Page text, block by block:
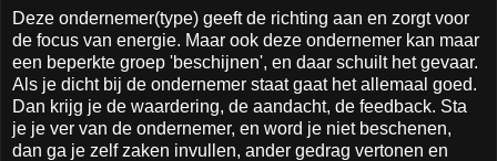
Deze ondernemer(type) geeft de richting aan en zorgt voor
de focus van energie. Maar ook deze ondernemer kan maar
een beperkte groep 'beschijnen', en daar schuilt het gevaar.
Als je dicht bij de ondernemer staat gaat het allemaal goed.
Dan krijg je de waardering, de aandacht, de feedback. Sta
je je ver van de ondernemer, en word je niet beschenen,
dan ga je zelf zaken invullen, ander gedrag vertonen en